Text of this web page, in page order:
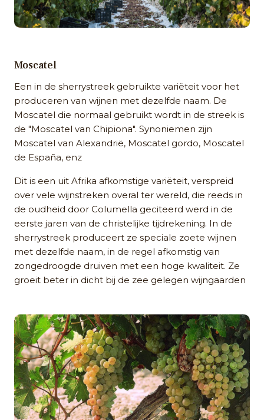
Moscatel
Een in de sherrystreek gebruikte variëteit voor het
produceren van wijnen met dezelfde naam. De
Moscatel die normaal gebruikt wordt in de streek is
de "Moscatel van Chipiona". Synoniemen zijn
Moscatel van Alexandrië, Moscatel gordo, Moscatel
de España, enz
Dit is een uit Afrika afkomstige variëteit, verspreid
over vele wijnstreken overal ter wereld, die reeds in
de oudheid door Columella geciteerd werd in de
eerste jaren van de christelijke tijdrekening. In de
sherrystreek produceert ze speciale zoete wijnen
met dezelfde naam, in de regel afkomstig van
zongedroogde druiven met een hoge kwaliteit. Ze
groeit beter in dicht bij de zee gelegen wijngaarden